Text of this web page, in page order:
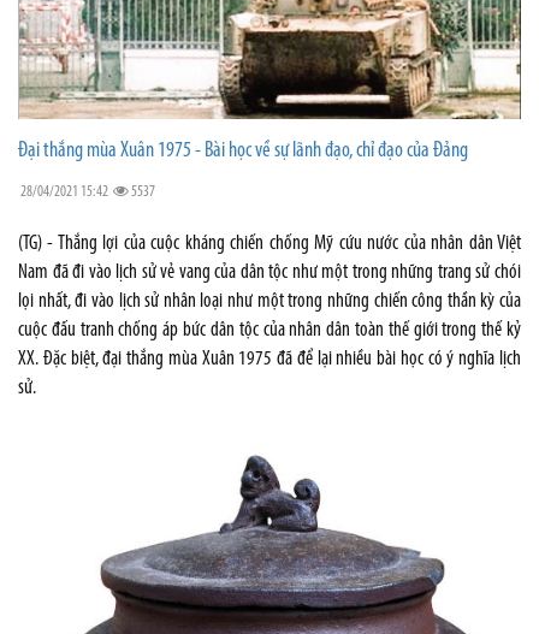
Đại thắng mùa Xuân 1975 - Bài học về sự lãnh đạo, chỉ đạo của Đảng
28/04/2021 15:42 5537
(TG) - Thắng lợi của cuộc kháng chiến chống Mỹ cứu nước của nhân dân Việt
Nam đã đi vào lịch sử vẻ vang của dân tộc như một trong những trang sử chói
lọi nhất, đi vào lịch sử nhân loại như một trong những chiến công thần kỳ của
cuộc đấu tranh chống áp bức dân tộc của nhân dân toàn thế giới trong thế kỷ
XX. Đặc biệt, đại thắng mùa Xuân 1975 đã để lại nhiều bài học có ý nghĩa lịch
sử.